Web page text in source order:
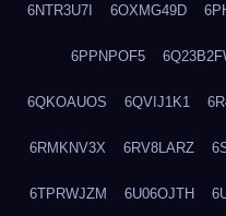
6NTR3U7I 6OXMG49D
6PPNPOF5
6QKOAUOS 6QVIJ1K1
6RMKNV3X 6RV8LARZ
6TPRWJZM 6U06OJTH